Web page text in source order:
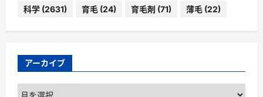
科学 (2631) 育毛 (24) 育毛剤 (71) 薄毛 (22)
アーカイブ
ア